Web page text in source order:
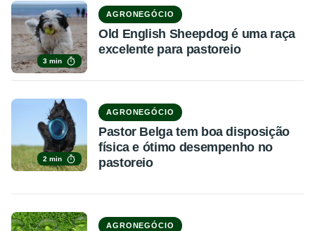
3 min
AGRONEGÓCIO
Old English Sheepdog é uma raça
excelente para pastoreio
2 min
AGRONEGÓCIO
Pastor Belga tem boa disposição
física e ótimo desempenho no
pastoreio
AGRONEGÓCIO